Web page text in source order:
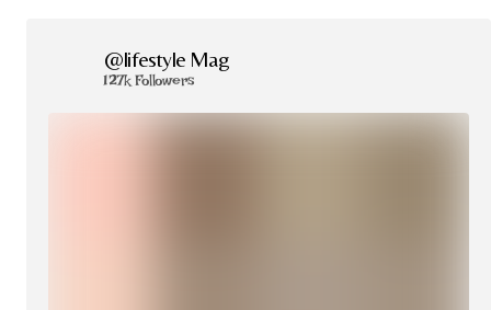
@lifestyle Mag
127k Followers